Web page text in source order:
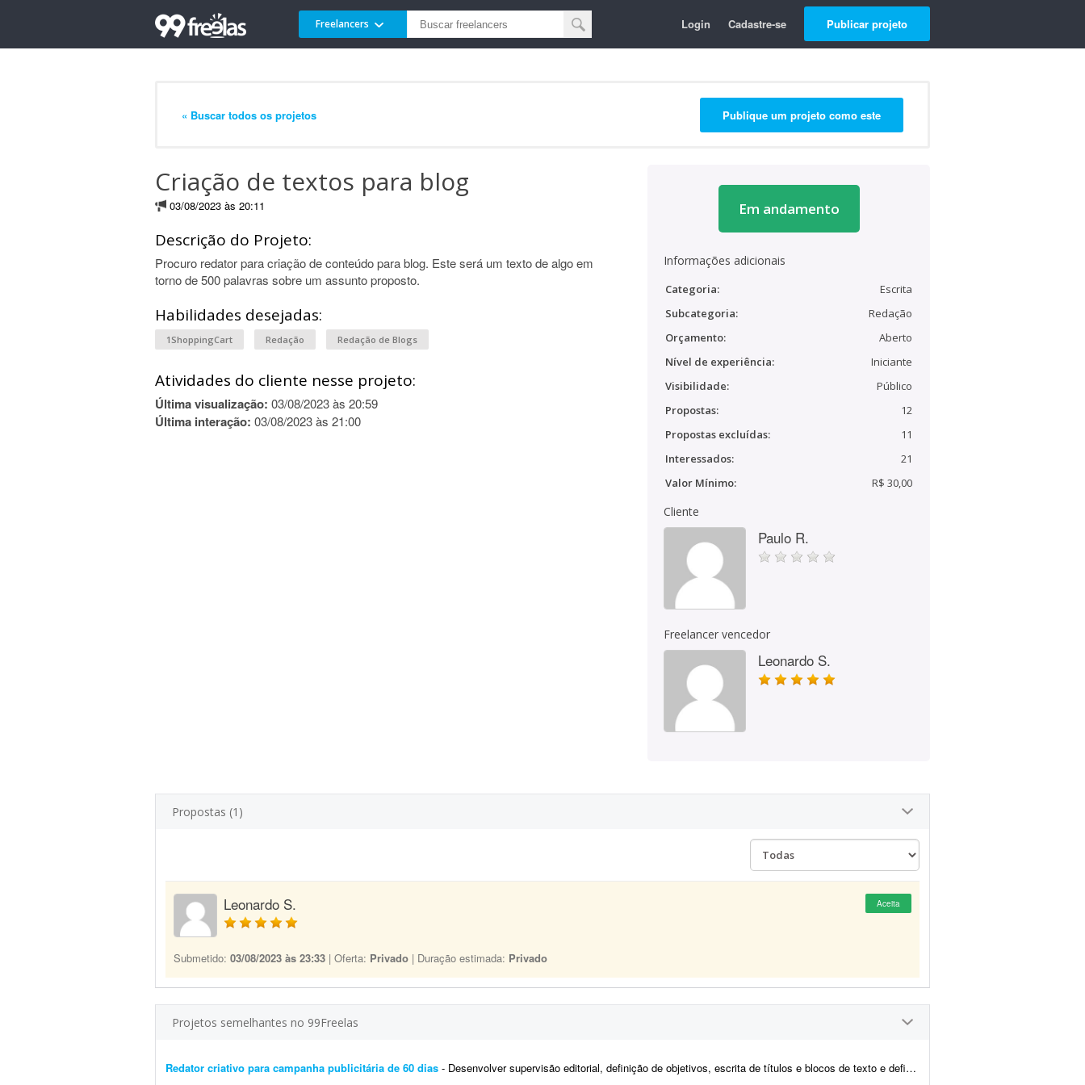
Freelancers Login Cadastre-se Publicar projeto
« Buscar todos os projetos Publique um projeto como este
Criação de textos para blog
03/08/2023 às 20:11
Descrição do Projeto:
Procuro redator para criação de conteúdo para blog. Este será um texto de algo em
torno de 500 palavras sobre um assunto proposto.
Habilidades desejadas:
1ShoppingCart Redação Redação de Blogs
Atividades do cliente nesse projeto:
Última visualização: 03/08/2023 às 20:59
Última interação: 03/08/2023 às 21:00
Em andamento
Informações adicionais
Categoria:
Escrita
Subcategoria:
Redação
Orçamento:
Aberto
Nível de experiência:
Iniciante
Visibilidade:
Público
Propostas:
12
Propostas excluídas:
11
Interessados:
21
Valor Mínimo:
R$ 30,00
Cliente
Paulo R.
Freelancer vencedor
Leonardo S.
Propostas (1)
Leonardo S. Aceita
Submetido: 03/08/2023 às 23:33 | Oferta: Privado | Duração estimada: Privado
Projetos semelhantes no 99Freelas
Redator criativo para campanha publicitária de 60 dias - Desenvolver supervisão editorial, definição de objetivos, escrita de títulos e blocos de texto e definição do estilo de campanha para uma campanha publicit...